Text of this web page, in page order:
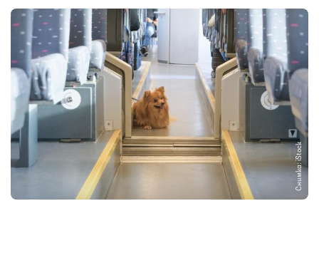
Снимка: iStock